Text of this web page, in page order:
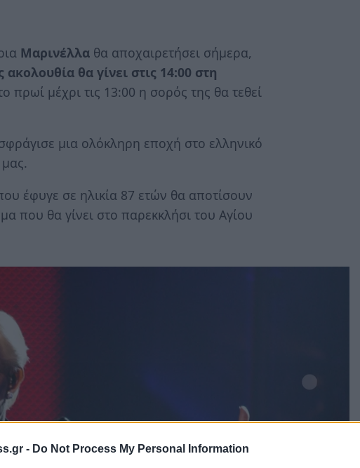
- Do Not Process My Personal Information
Μαρινέλλα θα αποχαιρετήσει σήμερα,
ακολουθία θα γίνει στις 14:00 στη
πρωί μέχρι τις 13:00 η σορός της θα τεθεί
μια ολόκληρη εποχή στο ελληνικό
έφυγε σε ηλικία 87 ετών θα αποτίσουν
που θα γίνει στο παρεκκλήσι του Αγίου